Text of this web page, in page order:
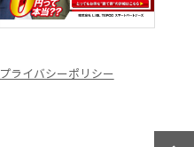
プライバシーポリシー